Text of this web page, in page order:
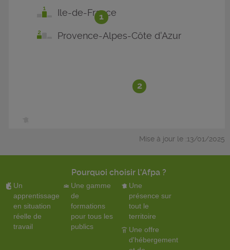
1
2
Ile-de-France
Provence-Alpes-Côte d'Azur
Mise à jour le :13/01/2025
Pourquoi choisir l'Afpa ?
Un
apprentissage
en situation
réelle de
travail
Une gamme
de
formations
pour tous les
publics
Une
présence sur
tout le
territoire
Une offre
d'hébergement